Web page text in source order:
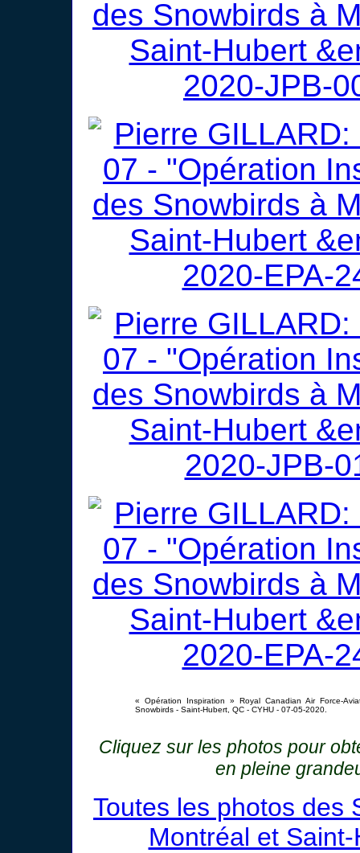
« Opération Inspiration » Royal Canadian Air Force-
Snowbirds - Saint-Hubert, QC - CYHU - 07-05-2020.
Cliquez sur les photos pour
en pleine
Toutes les photos des
Montréal et